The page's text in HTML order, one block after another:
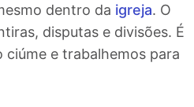
dentro da igreja. O
disputas e divisões. É
e trabalhemos para